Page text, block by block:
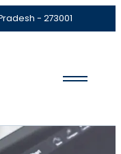
- 273001